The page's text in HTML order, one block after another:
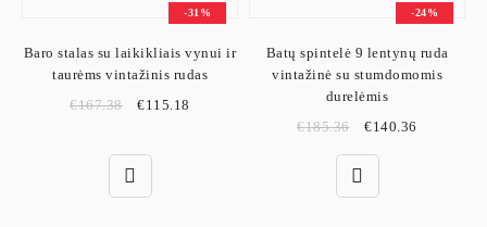
-31%
Baro stalas su laikikliais vynui ir
taurėms vintažinis rudas
€167.38 €115.18
-24%
Batų spintelė 9 lentynų ruda
vintažinė su stumdomomis
durelėmis
€185.36 €140.36